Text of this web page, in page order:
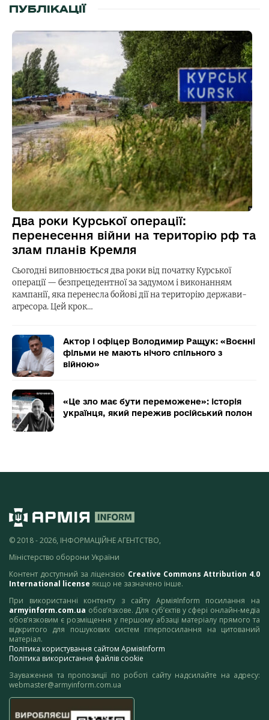
ПУБЛІКАЦІЇ
Два роки Курської операції:
перенесення війни на територію рф та
злам планів Кремля
Сьогодні виповнюється два роки від початку Курської
операції — безпрецедентної за задумом і виконанням
кампанії, яка перенесла бойові дії на територію держави-
агресора. Цей крок…
Актор і офіцер Володимир Ращук: «Воєнні
фільми не мають нічого спільного з
війною»
«Це зло має бути переможене»: історія
українця, який пережив російський полон
© 2018 - 2026, ІНФОРМАЦІЙНЕ АГЕНТСТВО,
Міністерство оборони України
Контент доступний за ліцензією Creative Commons Attribution 4.0
International license якщо не зазначено інше.
При використанні контенту з сайту АрміяInform посилання на
armyinform.com.ua обов’язкове. Для суб’єктів у сфері онлайн-медіа
обов’язковим є розміщення у першому абзаці матеріалу прямого та
відкритого для пошукових систем гіперпосилання на цитований
матеріал.
Політика користування сайтом АрміяInform
Політика використання файлів cookie
Зауваження та пропозиції по роботі сайту надсилайте на адресу:
webmaster@armyinform.com.ua